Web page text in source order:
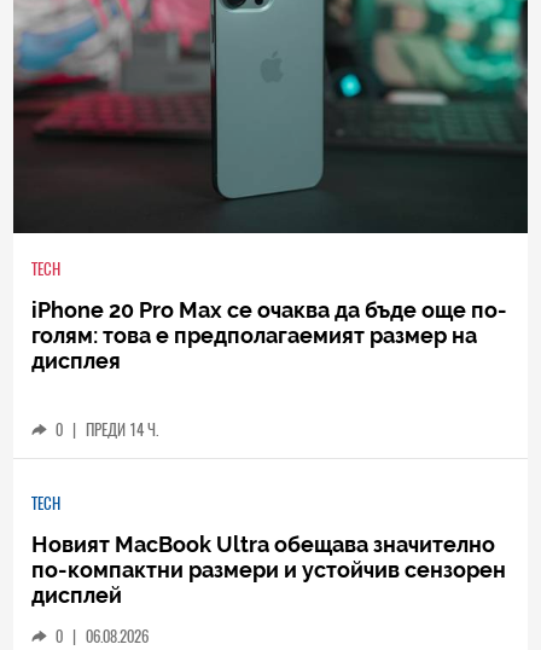
TECH
iPhone 20 Pro Max се очаква да бъде още по-
голям: това е предполагаемият размер на
дисплея
0 | ПРЕДИ 14 Ч.
TECH
Новият MacBook Ultra обещава значително
по-компактни размери и устойчив сензорен
дисплей
0 | 06.08.2026